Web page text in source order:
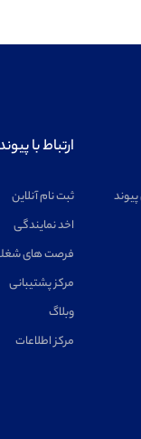
ارتباط با
ثبت نام آنلاین
اخد نمایندگی
فرصت های
مرکز پشتیبانی
وبلاگ
مرکز اطلاعات